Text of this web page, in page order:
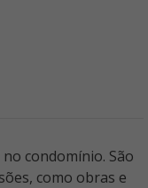
como obras e